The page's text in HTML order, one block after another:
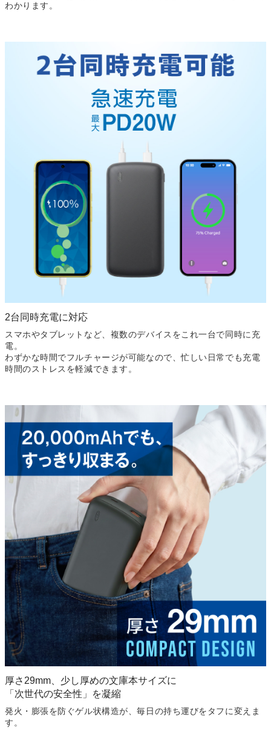
わかります。
2台同時充電に対応
スマホやタブレットなど、複数のデバイスをこれ一台で同時に 充
電。
わずかな時間でフルチャージが可能なので、忙しい日常でも充電
時間のストレスを軽減できます。
厚さ29mm、少し厚めの文庫本サイズに
「次世代の安全性」を凝縮
発火・膨張を防ぐゲル状構造が、毎日の持ち運びをタフに変えま
す。